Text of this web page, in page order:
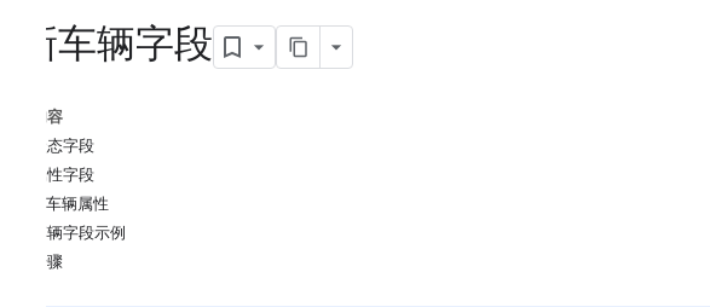
更新车辆字段
本页内容
车辆状态字段
车辆属性字段
更新车辆属性
更新车辆字段示例
后续步骤